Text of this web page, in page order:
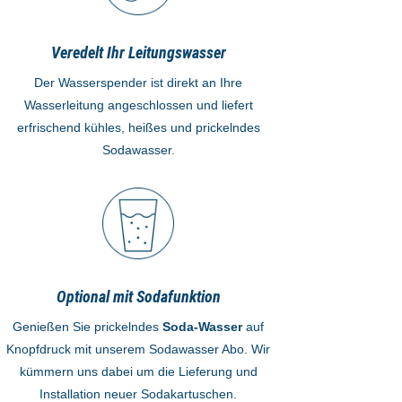
Veredelt Ihr Leitungswasser
Der Wasserspender ist direkt an Ihre
Wasserleitung angeschlossen und liefert
erfrischend kühles, heißes und prickelndes
Sodawasser.
Optional mit Sodafunktion
Genießen Sie prickelndesSoda-Wasserauf
Knopfdruck mit unserem Sodawasser Abo. Wir
kümmern uns dabei um die Lieferung und
Installation neuer Sodakartuschen.